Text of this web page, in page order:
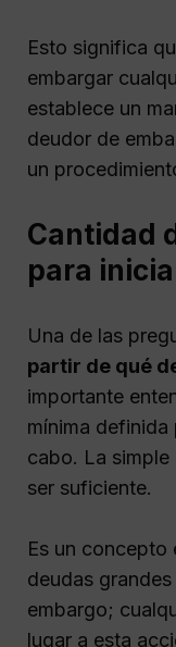
Esto significa
embargar
establece un
deudor de
un
Cantidad
para
Una de las
partir de qué
importante
mínima definida
cabo. La
ser suficiente.
Es un concepto
deudas
embargo;
lugar a esta